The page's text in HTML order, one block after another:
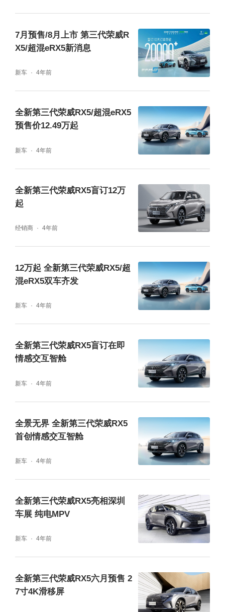
7月预售/8月上市 第三代荣威R
X5/超混eRX5新消息
新车 4年前
全新第三代荣威RX5/超混eRX5
预售价12.49万起
新车 4年前
全新第三代荣威RX5盲订12万
起
经销商 4年前
12万起 全新第三代荣威RX5/超
混eRX5双车齐发
新车 4年前
全新第三代荣威RX5盲订在即
情感交互智舱
新车 4年前
全景无界 全新第三代荣威RX5
首创情感交互智舱
新车 4年前
全新第三代荣威RX5亮相深圳
车展 纯电MPV
新车 4年前
全新第三代荣威RX5六月预售 2
7寸4K滑移屏